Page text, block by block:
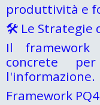
produttività e
🛠️ Le Strategie
Il
concrete
l'informazione.
Framework